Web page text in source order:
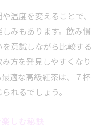
温度を変えることで、
みもあります。飲み慣
意識しながら比較する
方を発見しやすくなり
適な高級紅茶は、７杯
れるでしょう。